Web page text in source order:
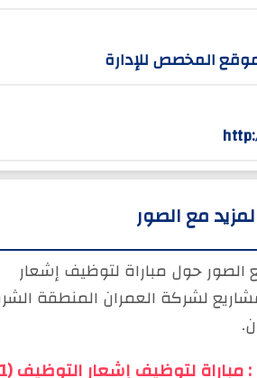
المخصص للإدارة
مع الصور
الصور حول مباراة لتوظيف إشعار
مشاريع لشركة العمران المنطقة